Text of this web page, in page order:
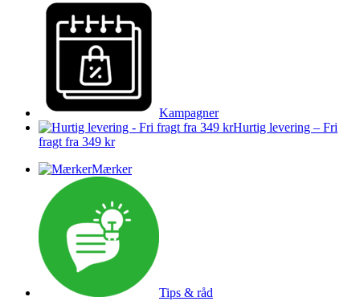
Kampagner
Hurtig levering – Fri
fragt fra 349 kr
Mærker
Tips & råd